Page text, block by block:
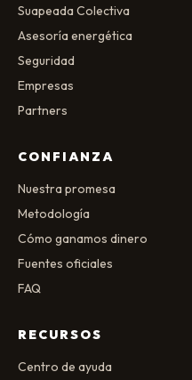
Suapeada Colectiva
Asesoría energética
Seguridad
Empresas
Partners
CONFIANZA
Nuestra promesa
Metodología
Cómo ganamos dinero
Fuentes oficiales
FAQ
RECURSOS
Centro de ayuda